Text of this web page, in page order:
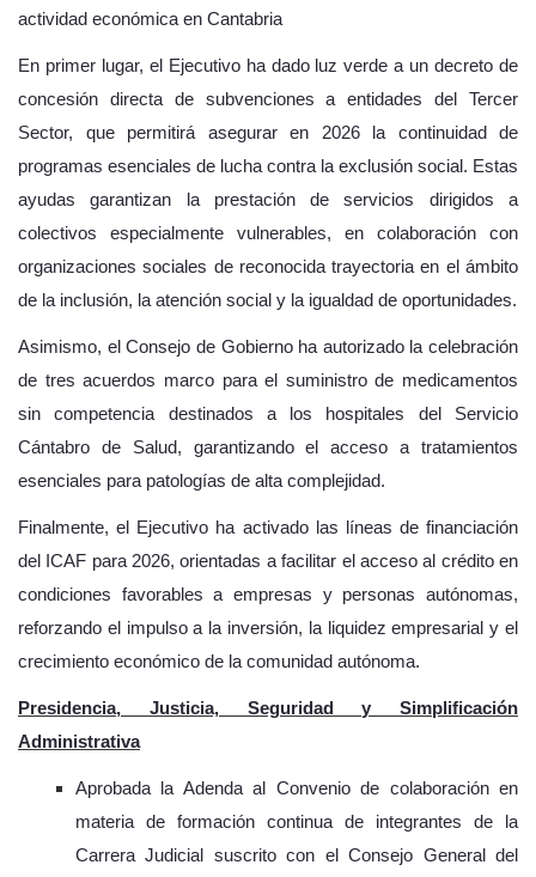
actividad económica en Cantabria
En primer lugar, el Ejecutivo ha dado luz verde a un decreto de
concesión directa de subvenciones a entidades del Tercer
Sector, que permitirá asegurar en 2026 la continuidad de
programas esenciales de lucha contra la exclusión social. Estas
ayudas garantizan la prestación de servicios dirigidos a
colectivos especialmente vulnerables, en colaboración con
organizaciones sociales de reconocida trayectoria en el ámbito
de la inclusión, la atención social y la igualdad de oportunidades.
Asimismo, el Consejo de Gobierno ha autorizado la celebración
de tres acuerdos marco para el suministro de medicamentos
sin competencia destinados a los hospitales del Servicio
Cántabro de Salud, garantizando el acceso a tratamientos
esenciales para patologías de alta complejidad.
Finalmente, el Ejecutivo ha activado las líneas de financiación
del ICAF para 2026, orientadas a facilitar el acceso al crédito en
condiciones favorables a empresas y personas autónomas,
reforzando el impulso a la inversión, la liquidez empresarial y el
crecimiento económico de la comunidad autónoma.
Presidencia, Justicia, Seguridad y Simplificación
Administrativa
Aprobada la Adenda al Convenio de colaboración en
materia de formación continua de integrantes de la
Carrera Judicial suscrito con el Consejo General del